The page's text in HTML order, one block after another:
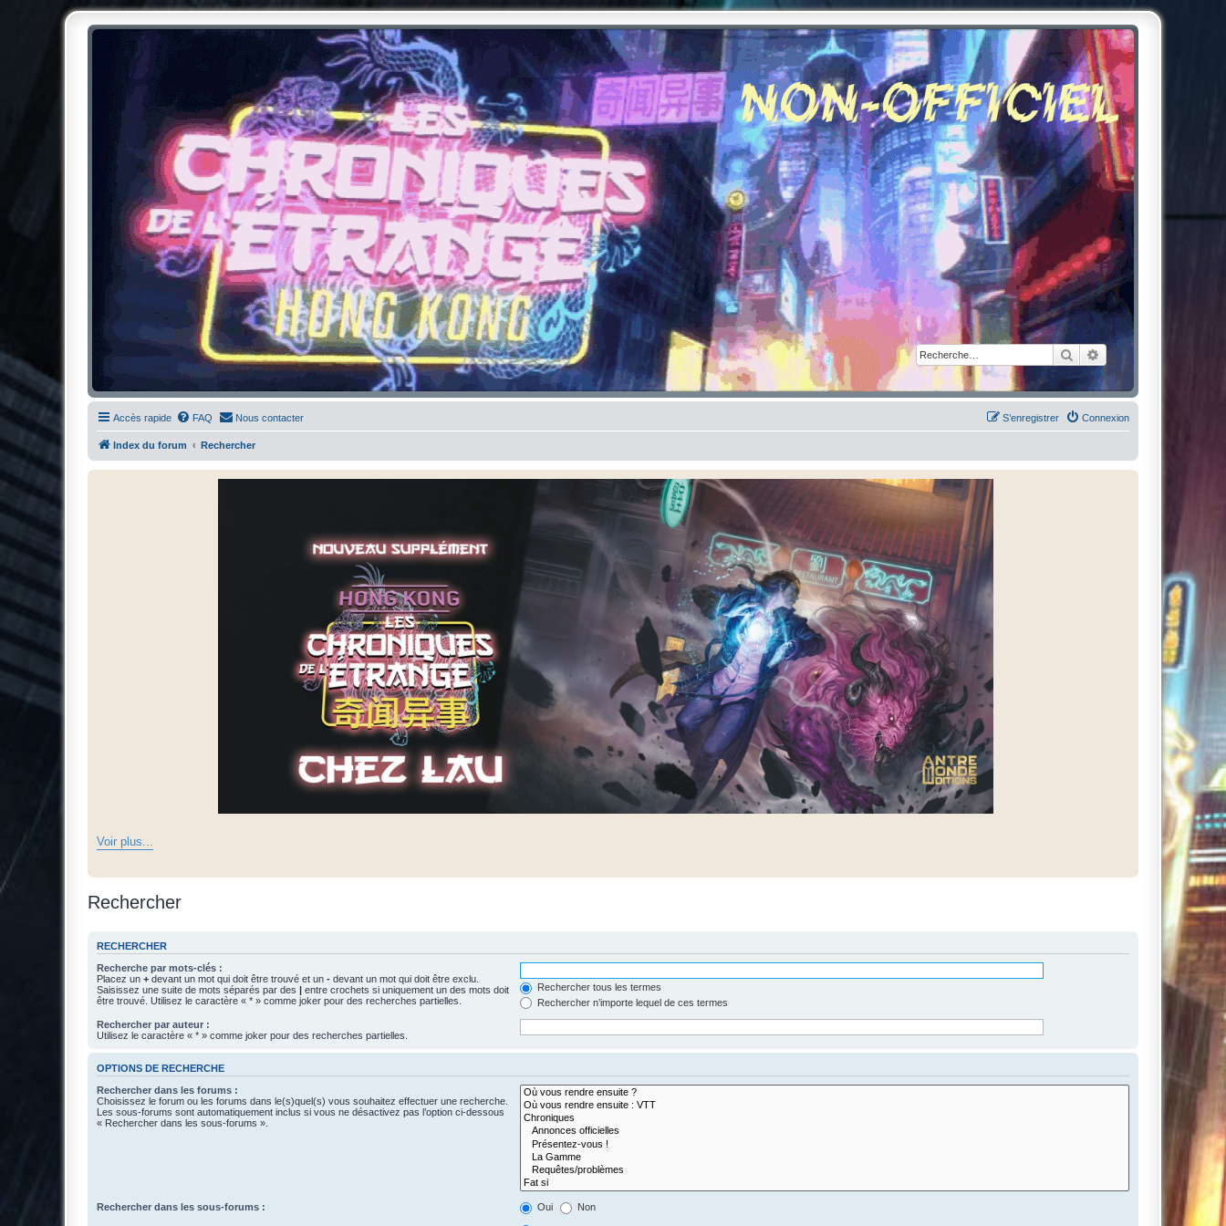
RechercherRecherche avancée
Chroniques de l'Étrange NO
Pour les amateurs des Chroniques de l'Étrange
Accès rapide FAQ Nous contacter Connexion
S’enregistrer
Index du forum Rechercher
Voir plus...
Rechercher
RECHERCHER
Recherche par mots-clés :
Placez un + devant un mot qui doit être trouvé et un - devant un mot qui doit être exclu.
Saisissez une suite de mots séparés par des | entre crochets si uniquement un des mots doit
être trouvé. Utilisez le caractère « * » comme joker pour des recherches partielles.
Rechercher tous les termes
Rechercher n’importe lequel de ces termes
Rechercher par auteur :
Utilisez le caractère « * » comme joker pour des recherches partielles.
OPTIONS DE RECHERCHE
Rechercher dans les forums :
Choisissez le forum ou les forums dans le(s)quel(s) vous souhaitez effectuer une recherche.
Les sous-forums sont automatiquement inclus si vous ne désactivez pas l’option ci-dessous
« Rechercher dans les sous-forums ».
Rechercher dans les sous-forums : Oui Non